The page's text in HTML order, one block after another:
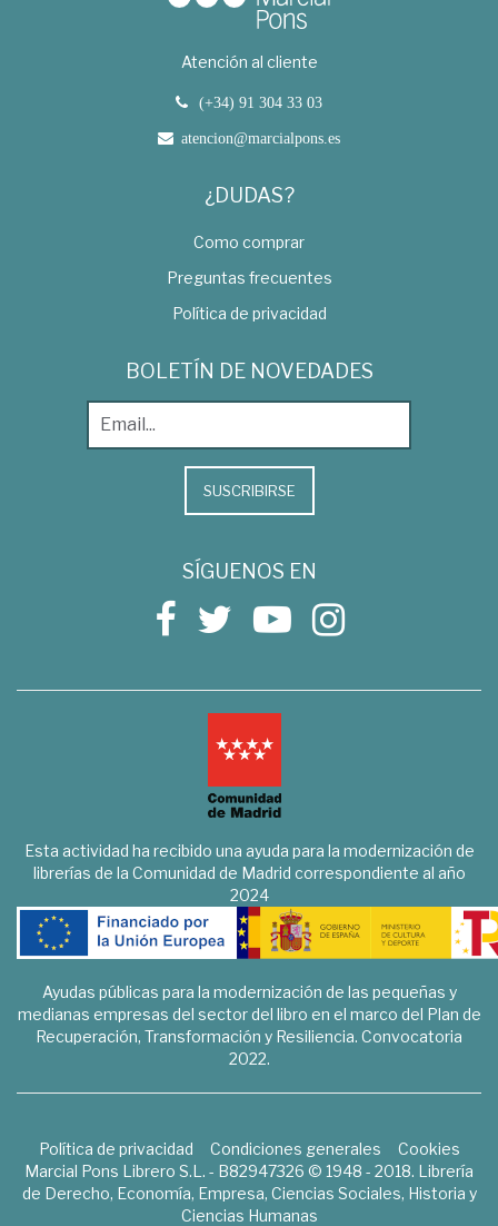
Atención al cliente
(+34) 91 304 33 03
atencion@marcialpons.es
¿DUDAS?
Como comprar
Preguntas frecuentes
Política de privacidad
BOLETÍN DE NOVEDADES
SUSCRIBIRSE
SÍGUENOS EN
Esta actividad ha recibido una ayuda para la modernización de
librerías de la Comunidad de Madrid correspondiente al año
2024
Ayudas públicas para la modernización de las pequeñas y
medianas empresas del sector del libro en el marco del Plan de
Recuperación, Transformación y Resiliencia. Convocatoria
2022.
Política de privacidad Condiciones generales
Cookies
Marcial Pons Librero S.L. - B82947326 © 1948 - 2018. Librería
de Derecho, Economía, Empresa, Ciencias Sociales, Historia y
Ciencias Humanas